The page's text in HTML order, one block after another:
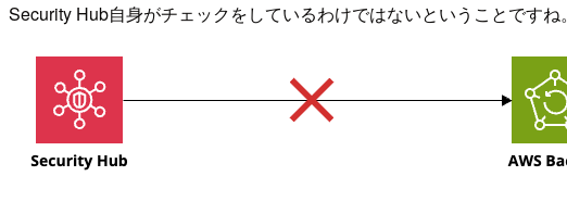
Security Hub自身がチェックをしているわけではないということですね。